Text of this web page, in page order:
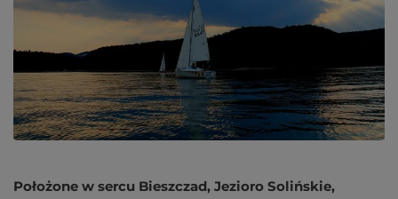
Położone w sercu Bieszczad, Jezioro Solińskie,